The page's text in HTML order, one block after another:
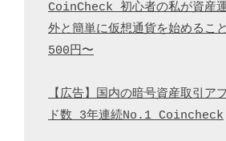
CoinCheck 初心者の私が資産
外と簡単に仮想通貨を始めるこ
500円〜
【広告】国内の暗号資産取引ア
ド数 3年連続No.1 Coincheck